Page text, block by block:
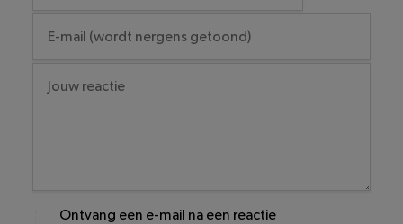
Ontvang een e-mail na een reactie